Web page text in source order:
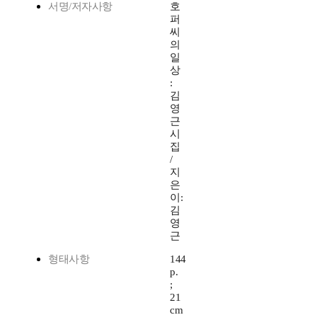
서명/저자사항
호
퍼
씨
의
일
상
:
김
영
근
시
집
/
지
은
이:
김
영
근
형태사항
144
p.
;
21
cm